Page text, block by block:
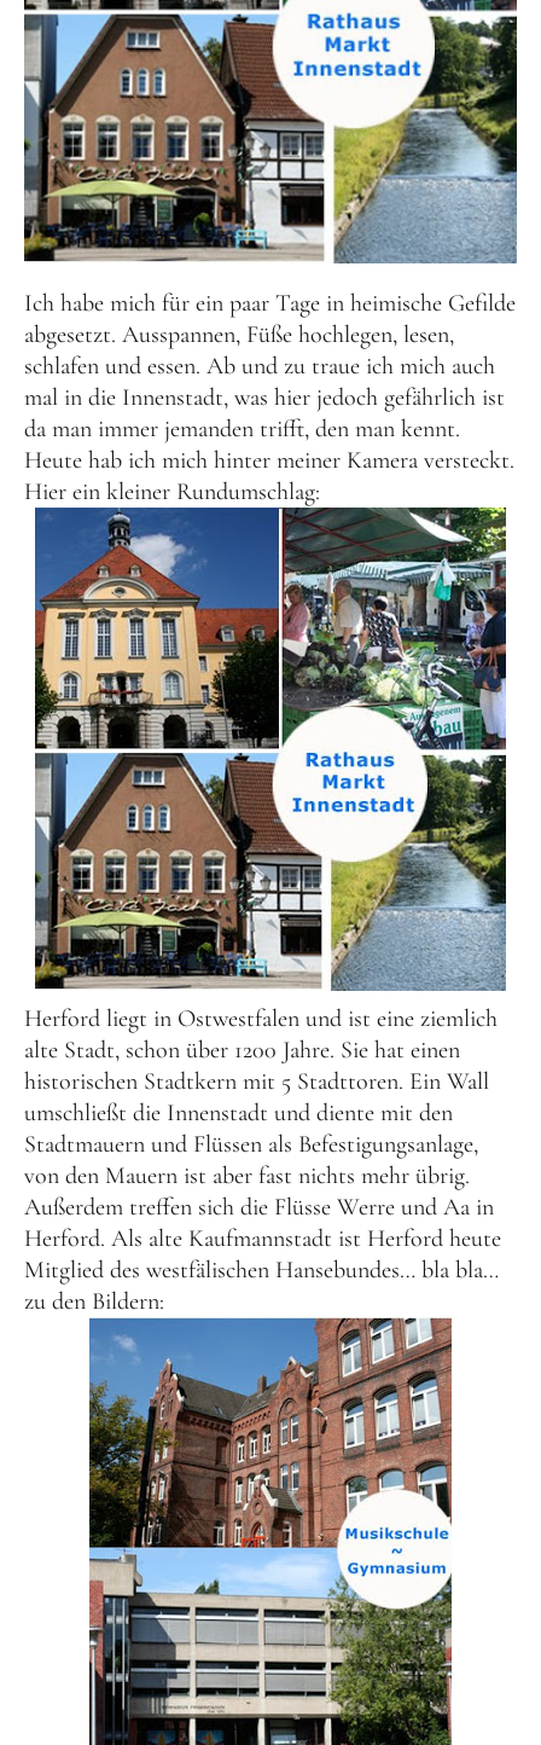
Ich habe mich für ein paar Tage in heimische Gefilde
abgesetzt. Ausspannen, Füße hochlegen, lesen,
schlafen und essen. Ab und zu traue ich mich auch
mal in die Innenstadt, was hier jedoch gefährlich ist
da man immer jemanden trifft, den man kennt.
Heute hab ich mich hinter meiner Kamera versteckt.
Hier ein kleiner Rundumschlag:
Herford liegt in Ostwestfalen und ist eine ziemlich
alte Stadt, schon über 1200 Jahre. Sie hat einen
historischen Stadtkern mit 5 Stadttoren. Ein Wall
umschließt die Innenstadt und diente mit den
Stadtmauern und Flüssen als Befestigungsanlage,
von den Mauern ist aber fast nichts mehr übrig.
Außerdem treffen sich die Flüsse Werre und Aa in
Herford. Als alte Kaufmannstadt ist Herford heute
Mitglied des westfälischen Hansebundes… bla bla…
zu den Bildern: